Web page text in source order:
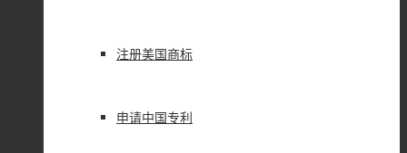
注册美国商标
申请中国专利